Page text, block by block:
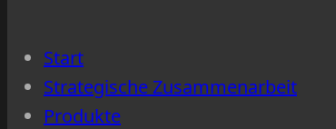
arbeitest
Start
Strategische Zusammenarbeit
Produkte